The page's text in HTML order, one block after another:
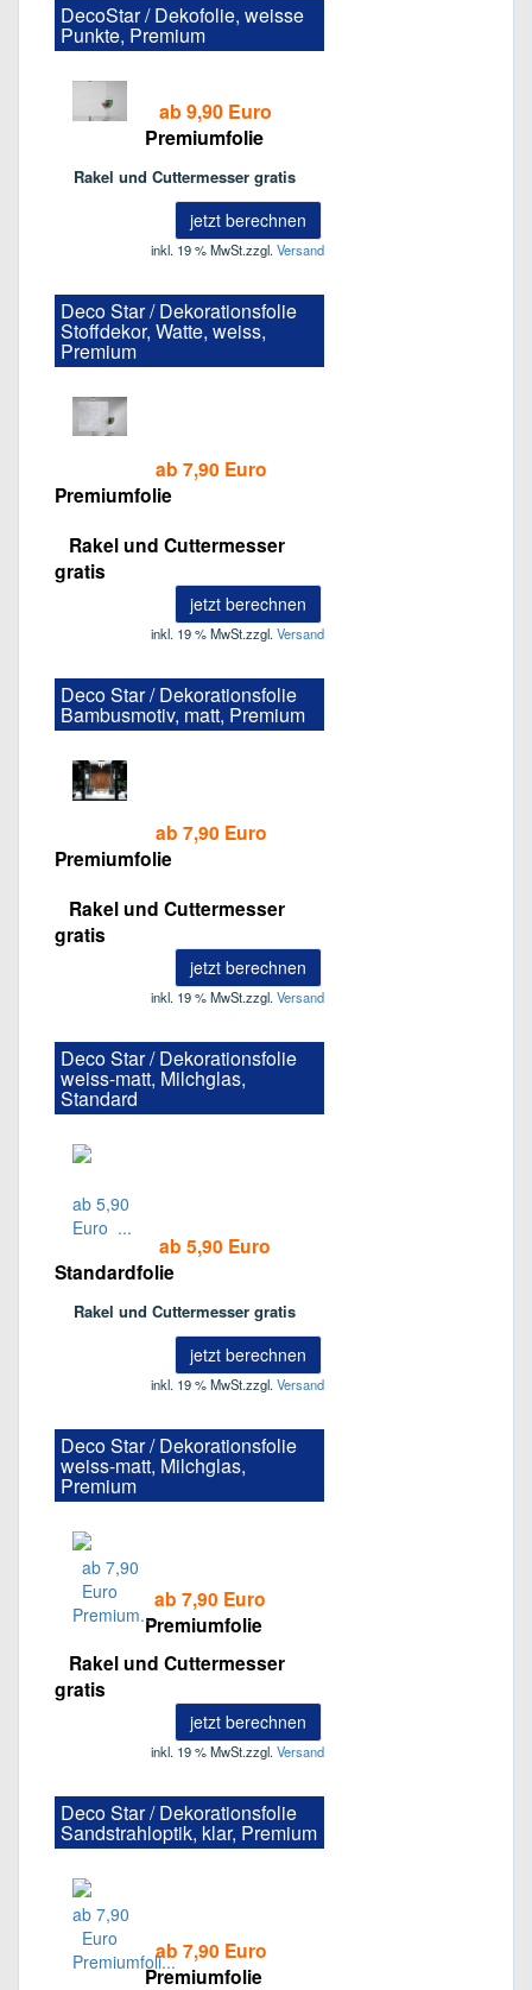
DecoStar / Dekofolie, weisse
Punkte, Premium
ab 9,90 Euro
Premiumfolie
Rakel und Cuttermesser gratis
jetzt berechnen
inkl. 19 % MwSt.zzgl.Versand
Deco Star / Dekorationsfolie
Stoffdekor, Watte, weiss,
Premium
ab 7,90 Euro
Premiumfolie
Rakel und Cuttermesser
gratis
jetzt berechnen
inkl. 19 % MwSt.zzgl.Versand
Deco Star / Dekorationsfolie
Bambusmotiv, matt, Premium
ab 7,90 Euro
Premiumfolie
Rakel und Cuttermesser
gratis
jetzt berechnen
inkl. 19 % MwSt.zzgl.Versand
Deco Star / Dekorationsfolie
weiss-matt, Milchglas,
Standard
ab 5,90 Euro
Standardfolie
Rakel und Cuttermesser gratis
jetzt berechnen
inkl. 19 % MwSt.zzgl.Versand
Deco Star / Dekorationsfolie
weiss-matt, Milchglas,
Premium
ab 7,90 Euro
Premiumfolie
Rakel und Cuttermesser
gratis
jetzt berechnen
inkl. 19 % MwSt.zzgl.Versand
Deco Star / Dekorationsfolie
Sandstrahloptik, klar, Premium
ab 7,90 Euro
Premiumfolie